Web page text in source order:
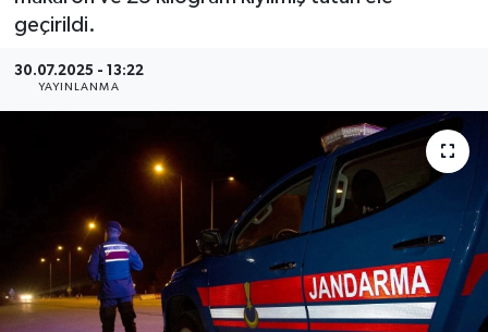
geçirildi.
30.07.2025 - 13:22
YAYINLANMA